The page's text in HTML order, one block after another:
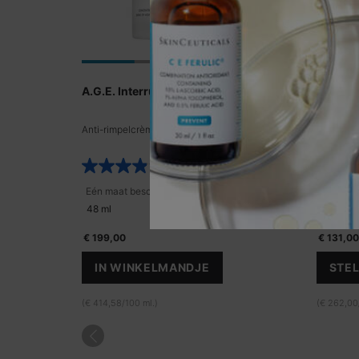
A.G.E. Interrupter Advanced
Anti-rimpelcrème
3.9 (937)
Eén maat beschikbaar
48 ml
€ 199,00
IN WINKELMANDJE
A.G.E. INTERRUPTER ADVANCED
(€ 414,58/100 ml.)
Lichte
te
Eén
€ 131,00
(€ 262,00/